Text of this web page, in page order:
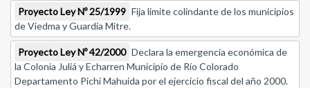
Proyecto Ley Nº 25/1999 Fija limite colindante de los municipios
de Viedma y Guardia Mitre.
Proyecto Ley Nº 42/2000 Declara la emergencia económica de
la Colonia Juliá y Echarren Municipio de Río Colorado
Departamento Pichi Mahuida por el ejercicio fiscal del año 2000.